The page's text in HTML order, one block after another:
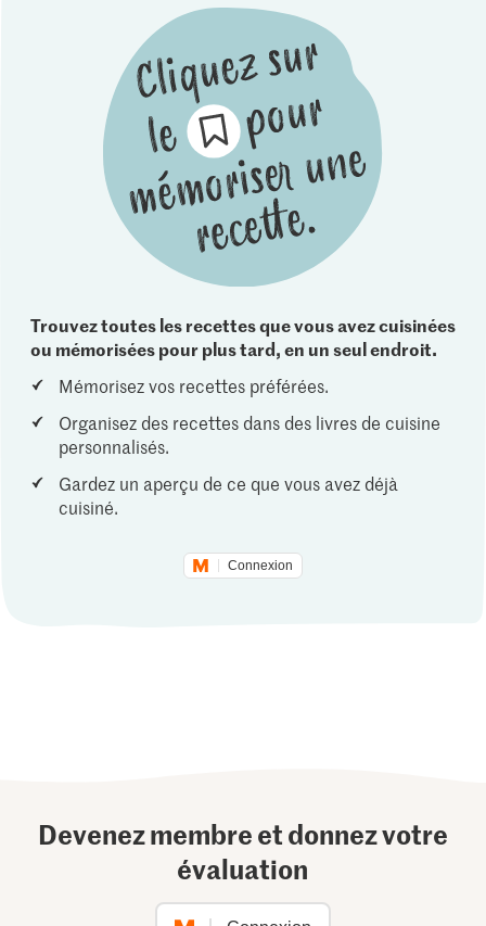
Trouvez toutes les recettes que vous avez cuisinées
ou mémorisées pour plus tard, en un seul endroit.
Mémorisez vos recettes préférées.
Organisez des recettes dans des livres de cuisine
personnalisés.
Gardez un aperçu de ce que vous avez déjà
cuisiné.
Connexion
Devenez membre et donnez votre
évaluation